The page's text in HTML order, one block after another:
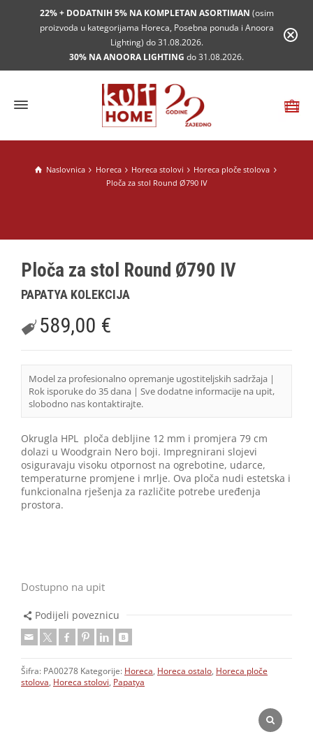
22% + DODATNIH 5% NA KOMPLETAN ASORTIMAN (osim
proizvoda u kategorijama Horeca, Posebna ponuda i Anoora
Lighting) do 31.08.2026.
30% NA ANOORA LIGHTING do 31.08.2026.
Naslovnica Horeca Horeca stolovi
Horeca ploče stolova
Ploča za stol Round Ø790 IV
Ploča za stol Round Ø790 IV
PAPATYA KOLEKCIJA
589,00 €
Model za profesionalno opremanje ugostiteljskih sadržaja |
Rok isporuke do 35 dana | Sve dodatne informacije na upit,
slobodno nas kontaktirajte.
Okrugla HPL ploča debljine 12 mm i promjera 79 cm
dolazi u Woodgrain Nero boji. Impregnirani slojevi
osiguravaju visoku otpornost na ogrebotine, udarce,
temperaturne promjene i mrlje. Ova ploča nudi estetska i
funkcionalna rješenja za različite potrebe uređenja
prostora.
Dostupno na upit
Podijeli poveznicu
Šifra: PA00278 Kategorije: Horeca Horeca ostalo Horeca ploče
stolova Horeca stolovi Papatya